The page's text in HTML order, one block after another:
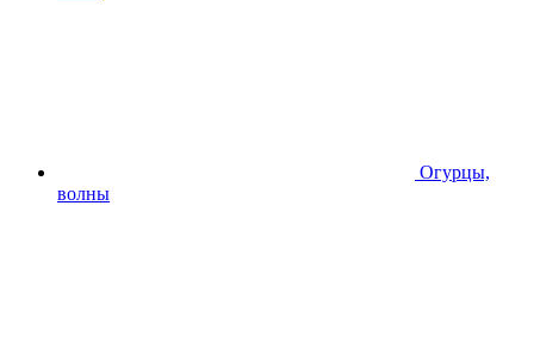
Огурцы,
волны